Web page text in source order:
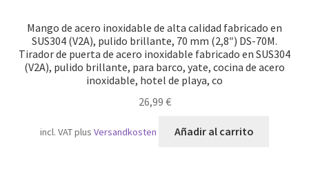
Mango de acero inoxidable de alta calidad fabricado en
SUS304 (V2A), pulido brillante, 70 mm (2,8″) DS-70M.
Tirador de puerta de acero inoxidable fabricado en SUS304
(V2A), pulido brillante, para barco, yate, cocina de acero
inoxidable, hotel de playa, co
26,99 €
incl. VATplus Versandkosten Añadir al carrito